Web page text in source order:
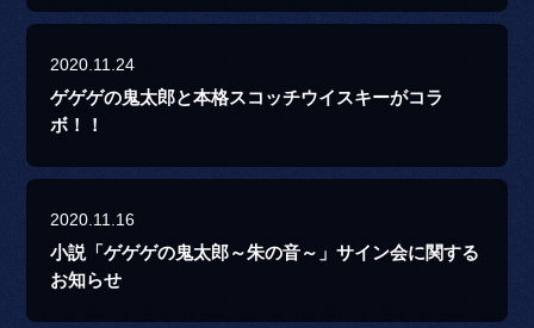
2020.11.24
ゲゲゲの鬼太郎と本格スコッチウイスキーがコラ
ボ！！
2020.11.16
小説「ゲゲゲの鬼太郎～朱の音～」サイン会に関する
お知らせ